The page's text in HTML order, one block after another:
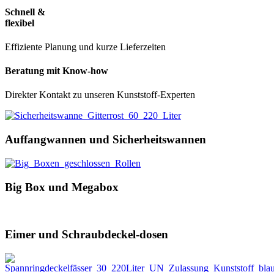
Schnell &
flexibel
Effiziente Planung und kurze Lieferzeiten
Beratung mit Know-how
Direkter Kontakt zu unseren Kunststoff-Experten
Auffangwannen und Sicherheitswannen
Big Box und Megabox
Eimer und Schraubdeckel-dosen